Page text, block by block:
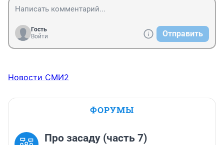
Гость
Войти
Отправить
Новости СМИ2
ФОРУМЫ
Про засаду (часть 7)